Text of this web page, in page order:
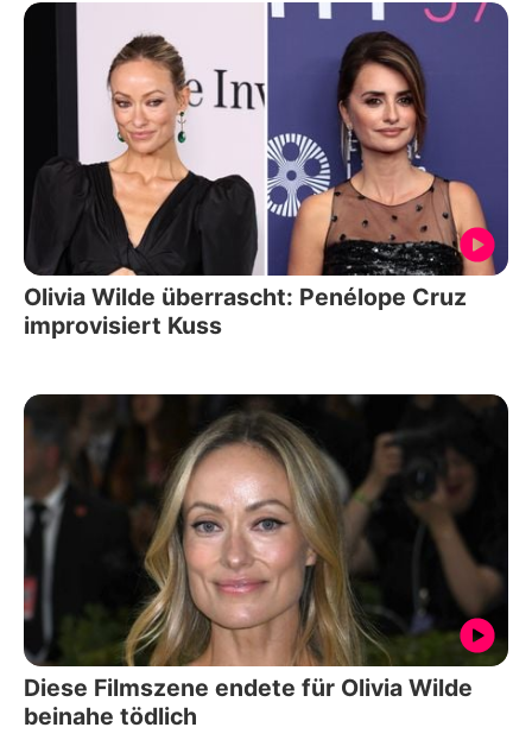
Olivia Wilde überrascht: Penélope Cruz
improvisiert Kuss
Diese Filmszene endete für Olivia Wilde
beinahe tödlich